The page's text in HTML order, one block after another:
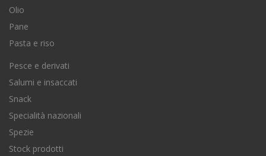
Olio
Pane
Pasta e riso
Pesce e derivati
Salumi e insaccati
Snack
Specialità nazionali
Spezie
Stock prodotti